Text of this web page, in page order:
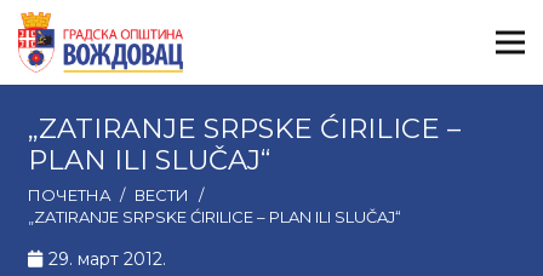
„ZATIRANJE SRPSKE ĆIRILICE –
PLAN ILI SLUČAJ“
ПОЧЕТНА / ВЕСТИ
/
„ZATIRANJE SRPSKE ĆIRILICE – PLAN ILI SLUČAJ“
29. март 2012.